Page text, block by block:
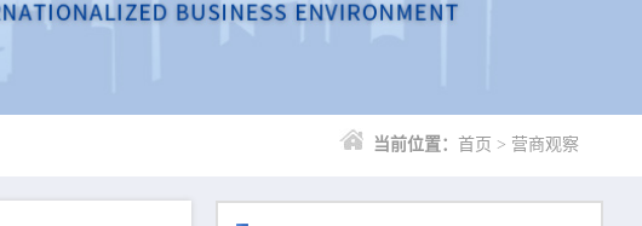
当前位置： 首页 > 营商观察